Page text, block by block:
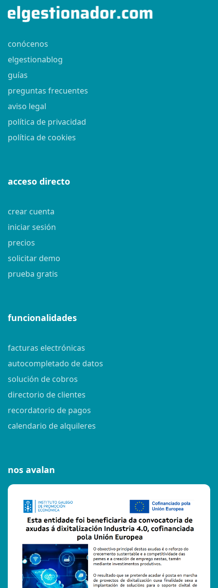
conócenos
elgestionablog
guías
preguntas frecuentes
aviso legal
política de privacidad
política de cookies
acceso directo
crear cuenta
iniciar sesión
precios
solicitar demo
prueba gratis
funcionalidades
facturas electrónicas
autocompletado de datos
solución de cobros
directorio de clientes
recordatorio de pagos
calendario de alquileres
nos avalan